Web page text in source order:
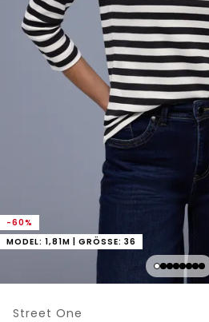
-60%
MODEL: 1,81M | GRÖSSE: 36
Street One